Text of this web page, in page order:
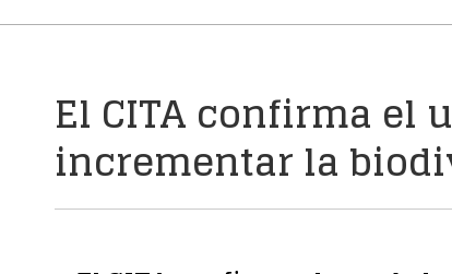
El CITA confirma el
incrementar la